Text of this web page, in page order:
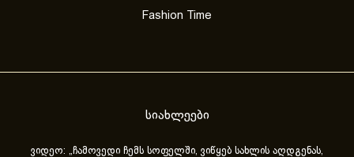
Fashion Time
სიახლეები
ვიდეო: „ჩამოვედი ჩემს სოფელში, ვიწყებ სახლის აღდგენას,